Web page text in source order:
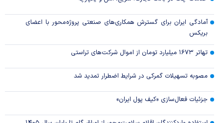
آمادگی ایران برای گسترش همکاری‌های صنعتی پروژه‌محور با اعضای
بریکس
تهاتر ۱۶۷۳ میلیارد تومان از اموال شرکت‌های تراستی
مصوبه تسهیلات گمرکی در شرایط اضطرار تمدید شد
جزئیات فعال‌سازی «کیف پول ایران»